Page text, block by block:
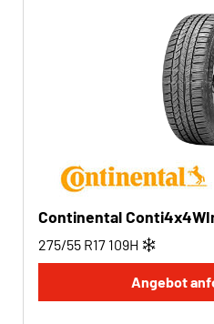
Continental
275/55 R17 109H
Angebot